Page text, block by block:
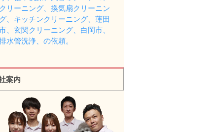
リーニング、換気扇クリーニン
、キッチンクリーニング、蓮田
、玄関クリーニング、白岡市、
水管洗浄、の依頼。
案内